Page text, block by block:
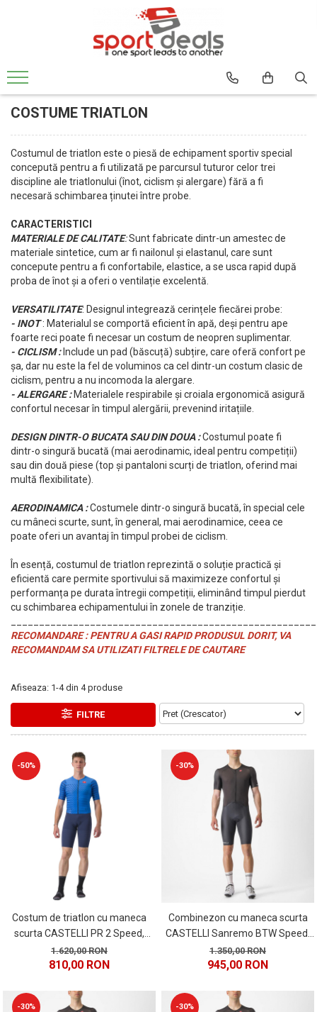
BICICLETE MOUNTAIN BIKE
BICICLETE MTB-HT
BICICLETE MTB-FS
BICICLETE SOSEA-CICLOCROSS
FAT BIKE
BICICLETE BMX/DIRT
BICICLETE ORAS-TREKKING
BICICLETE PLIABILE
BICICLETE ELECTRICE
BICICLETE COPII
24" (varsta peste 10 ani)
20" (varsta 7-10 ani)
18" (varsta 5-7 ani)
16" (varsta 4-6 ani)
14" (varsta 3-5 ani)
12" (varsta 2-4 ani)
BALANCE BIKE (varsta 2-3 ani)
ACCESORII/COMPONENTE
ACCESORII BICICLETE
ACCESORII TELEFON
DEGRESANTI
ANTIFURTURI
APARATORI NOROI
BIDONASE/SUPORTI
CICLOCOMPUTERE/CEASURI/GPS
ROTI AJUTATOARE
INTRETINERE
LUMINI
POMPE
SCULE DEPANARE
SONERII
ALTE ACCESORII
SUPORTI/STANDURI
SCAUNE COPII
COMPONENTE
ANVELOPE SI CAMERE
CADRE SI PIESE
DIRECTIE
FURCI SI AMORTIZOARE
PEDALE SI ACCESORII
PIESE E-BIKE
ROTI SI PIESE
RULMENTI
SEI SI COMPONENTE
PEDALIERE
ECHIPAMENT CICLISM
CASTI CICLISM
GENTI/COBURI/ BORSETE
BORSETE
GENTI/COBURI
RUCSACI
COSTUME TRIATLON
IMBRACAMINTE
BLUZE
INCALZITOARE
JACHETE
PANTALONI
VESTE
HANORACE
INCALTAMINTE
HUSE PANTOFI
PANTOFI CASUAL
PANTOFI CICLISM
OCHELARI
LENTILE
OCHELARI CASUAL
OCHELARI CICLISM
PROTECTII/ARMURI
PROTECTII COATE
PROTECTII GENUNCHI
ALTE PROTECTII
RECUPERARE SI INGRIJIRE
BANDANE
CACIULI
MASTI/CAGULE
SEPCI
BENZI DE ALERGARE
BICICLETE FITNESS
APARATE MULTIFUNCTIONALE
SIMULATOARE VASLIT
GANTERE/BARE/DISCURI
BARE TRACTIUNI
DISCURI
GANTERE
GREUTATI INCHEIETURI
ACCESORII FITNESS
PROSOAPE FITNESS/YOGA
BANDAJE/PROTECTII/RECUPERARE
FLEXORI
SALTELE/COVOARE/PAVAJE
SPORT FIT
MASAJ
ARTICOLE INOT
ACCESORII
CASTI INOT
COLACI/ARIPIOARE
COSTUME DE BAIE
PAPUCI
OCHELARI INOT
VESTE INOT
TENIS
SPORTURI DE IARNA
TRAMBULINE
OUTDOOR
MOBILITATE URBANA
TROTINETE ELECTRICE
TROTINETE
ACCESORII TROTINETE
ANVELOPE TROTINETA
CAMERE TROTINETE
PIESE TROTINETE
ROLE
COSTUME TRIATLON
Costumul de triatlon este o piesă de echipament sportiv special
concepută pentru a fi utilizată pe parcursul tuturor celor trei
discipline ale triatlonului (înot, ciclism și alergare) fără a fi
necesară schimbarea ținutei între probe.
CARACTERISTICI
MATERIALE DE CALITATE:Sunt fabricate dintr-un amestec de
materiale sintetice, cum ar fi nailonul și elastanul, care sunt
concepute pentru a fi confortabile, elastice, a se usca rapid după
proba de înot și a oferi o ventilație excelentă.
VERSATILITATE: Designul integrează cerințele fiecărei probe:
- INOT: Materialul se comportă eficient în apă, deși pentru ape
foarte reci poate fi necesar un costum de neopren suplimentar.
- CICLISM :Include un pad (băscuță) subțire, care oferă confort pe
șa, dar nu este la fel de voluminos ca cel dintr-un costum clasic de
ciclism, pentru a nu incomoda la alergare.
- ALERGARE : Materialele respirabile și croiala ergonomică asigură
confortul necesar în timpul alergării, prevenind iritațiile.
DESIGN DINTR-O BUCATA SAU DIN DOUA :Costumul poate fi
dintr-o singură bucată (mai aerodinamic, ideal pentru competiții)
sau din două piese (top și pantaloni scurți de triatlon, oferind mai
multă flexibilitate).
AERODINAMICA :Costumele dintr-o singură bucată, în special cele
cu mâneci scurte, sunt, în general, mai aerodinamice, ceea ce
poate oferi un avantaj în timpul probei de ciclism.
În esență, costumul de triatlon reprezintă o soluție practică și
eficientă care permite sportivului să maximizeze confortul și
performanța pe durata întregii competiții, eliminând timpul pierdut
cu schimbarea echipamentului în zonele de tranziție.
RECOMANDARE : PENTRU A GASI RAPID PRODUSUL DORIT, VA
RECOMANDAM SA UTILIZATI FILTRELE DE CAUTARE
Afiseaza: 1-4din 4 produse
FILTRE
-50%
Costum de triatlon cu maneca
scurta CASTELLI PR 2 Speed,
albastru/bleumarin, marime M
1.620,00 RON
810,00 RON
-30%
Combinezon cu maneca scurta
CASTELLI Sanremo BTW Speed,
negru, marime S
1.350,00 RON
945,00 RON
-30% -30%